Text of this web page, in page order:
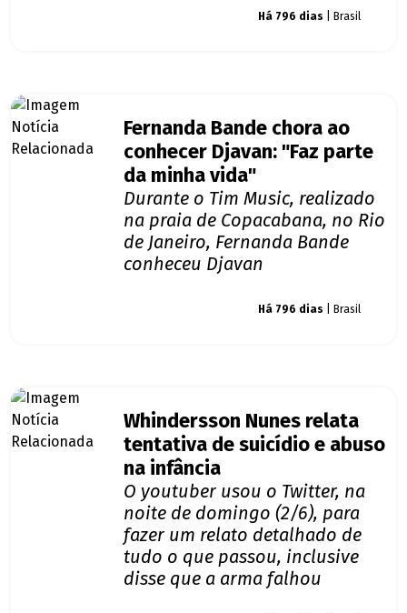
Há 796 dias | Brasil
Fernanda Bande chora ao
conhecer Djavan: "Faz parte
da minha vida"
Durante o Tim Music, realizado
na praia de Copacabana, no Rio
de Janeiro, Fernanda Bande
conheceu Djavan
Há 796 dias | Brasil
Whindersson Nunes relata
tentativa de suicídio e abuso
na infância
O youtuber usou o Twitter, na
noite de domingo (2/6), para
fazer um relato detalhado de
tudo o que passou, inclusive
disse que a arma falhou